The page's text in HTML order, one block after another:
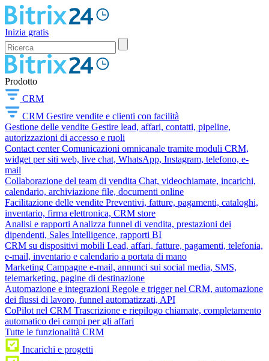
Inizia gratis
Prodotto
CRM
CRM Gestire vendite e clienti con facilità
Gestione delle vendite Gestire lead, affari, contatti, pipeline,
autorizzazioni di accesso e ruoli
Contact center Comunicazioni omnicanale tramite moduli CRM,
widget per siti web, live chat, WhatsApp, Instagram, telefono, e-
mail
Collaborazione del team di vendita Chat, videochiamate, incarichi,
calendario, archiviazione file, documenti online
Facilitazione delle vendite Preventivi, fatture, pagamenti, cataloghi,
inventario, firma elettronica, CRM store
Analisi e rapporti Analizza funnel di vendita, prestazioni dei
dipendenti, Sales Intelligence, rapporti BI
CRM su dispositivi mobili Lead, affari, fatture, pagamenti, telefonia,
e-mail, inventario e calendario a portata di mano
Marketing Campagne e-mail, annunci sui social media, SMS,
telemarketing, pagine di destinazione
Automazione e integrazioni Regole e trigger nel CRM, automazione
dei flussi di lavoro, funnel automatizzati, API
CoPilot nel CRM Trascrizione e riepilogo chiamate, completamento
automatico dei campi per gli affari
Tutte le funzionalità CRM
Incarichi e progetti